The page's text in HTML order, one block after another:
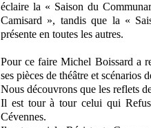
éclaire la « Saison du
Camisard », tandis que la «
présente en toutes les autres.
Pour ce faire Michel Boissard a
ses pièces de théâtre et scénarios
Nous découvrons que les reflets
Il est tour à tour celui qui
Cévennes.